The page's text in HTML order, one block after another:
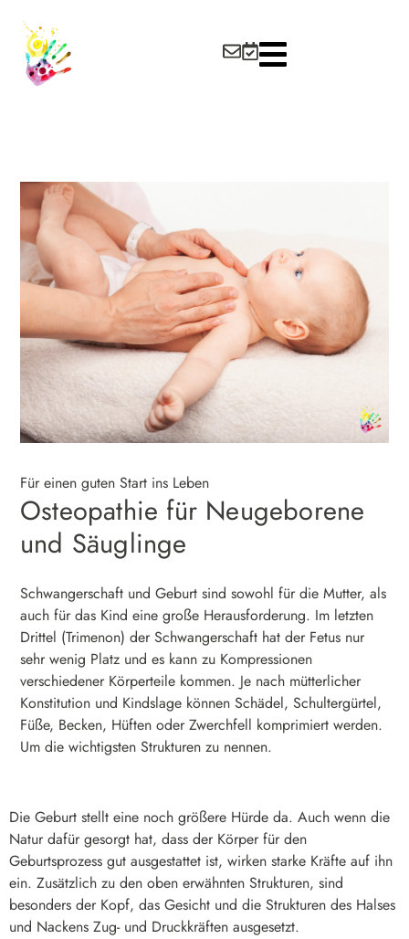
Für einen guten Start ins Leben
Osteopathie für Neugeborene
und Säuglinge
Schwangerschaft und Geburt sind sowohl für die Mutter, als
auch für das Kind eine große Herausforderung. Im letzten
Drittel (Trimenon) der Schwangerschaft hat der Fetus nur
sehr wenig Platz und es kann zu Kompressionen
verschiedener Körperteile kommen. Je nach mütterlicher
Konstitution und Kindslage können Schädel, Schultergürtel,
Füße, Becken, Hüften oder Zwerchfell komprimiert werden.
Um die wichtigsten Strukturen zu nennen.
Die Geburt stellt eine noch größere Hürde da. Auch wenn die
Natur dafür gesorgt hat, dass der Körper für den
Geburtsprozess gut ausgestattet ist, wirken starke Kräfte auf ihn
ein. Zusätzlich zu den oben erwähnten Strukturen, sind
besonders der Kopf, das Gesicht und die Strukturen des Halses
und Nackens Zug- und Druckkräften ausgesetzt.